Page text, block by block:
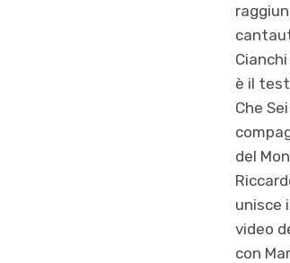
è il
Che
del
unisce
video
con